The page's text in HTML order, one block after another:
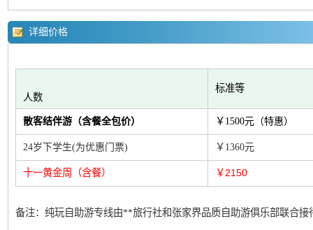
详细价格
人数
标准等
散客结伴游（含餐全包价） ￥ 1500元（特惠）
24岁下学生(为优惠门票) ￥ 1360元
十一黄金周（含餐） ￥2150
备注：纯玩自助游专线由**旅行社和张家界品质自助游俱乐部联合接